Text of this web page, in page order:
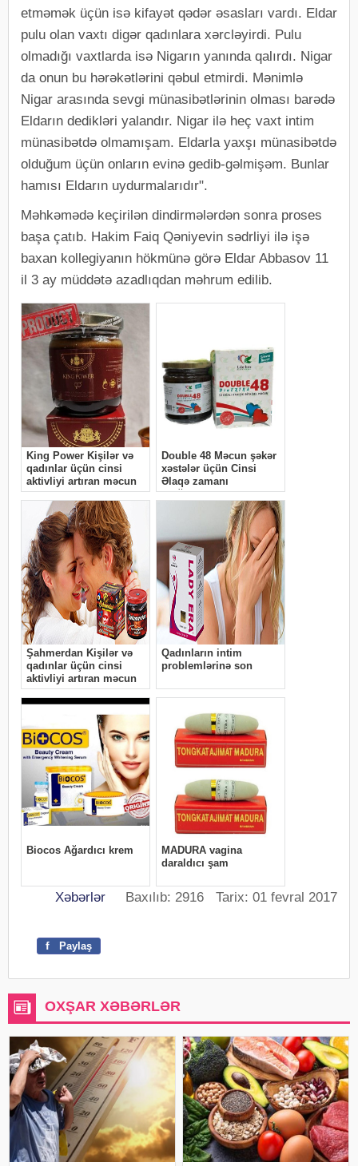
etməmək üçün isə kifayət qədər əsasları vardı. Eldar
pulu olan vaxtı digər qadınlara xərcləyirdi. Pulu
olmadığı vaxtlarda isə Nigarın yanında qalırdı. Nigar
da onun bu hərəkətlərini qəbul etmirdi. Mənimlə
Nigar arasında sevgi münasibətlərinin olması barədə
Eldarın dedikləri yalandır. Nigar ilə heç vaxt intim
münasibətdə olmamışam. Eldarla yaxşı münasibətdə
olduğum üçün onların evinə gedib-gəlmişəm. Bunlar
hamısı Eldarın uydurmalarıdır".
Məhkəmədə keçirilən dindirmələrdən sonra proses
başa çatıb. Hakim Faiq Qəniyevin sədrliyi ilə işə
baxan kollegiyanın hökmünə görə Eldar Abbasov 11
il 3 ay müddətə azadlıqdan məhrum edilib.
Xəbərlər Baxılıb: 2916 Tarix: 01 fevral 2017
f Paylaş
OXŞAR XƏBƏRLƏR